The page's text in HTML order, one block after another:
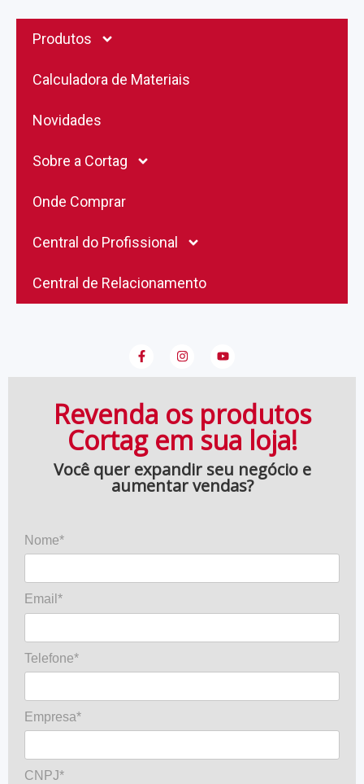
Produtos
Calculadora de Materiais
Novidades
Sobre a Cortag
Onde Comprar
Central do Profissional
Central de Relacionamento
Revenda os produtos
Cortag em sua loja!
Você quer expandir seu negócio e
aumentar vendas?
Nome*
Email*
Telefone*
Empresa*
CNPJ*